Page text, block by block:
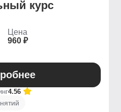
курс
Цена
960 ₽
4.56